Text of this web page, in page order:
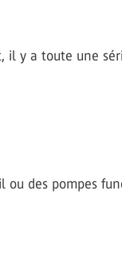
il y a toute une
des pompes